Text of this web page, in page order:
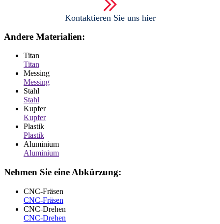
Kontaktieren Sie uns hier
Andere Materialien:
Titan
Titan
Messing
Messing
Stahl
Stahl
Kupfer
Kupfer
Plastik
Plastik
Aluminium
Aluminium
Nehmen Sie eine Abkürzung:
CNC-Fräsen
CNC-Fräsen
CNC-Drehen
CNC-Drehen